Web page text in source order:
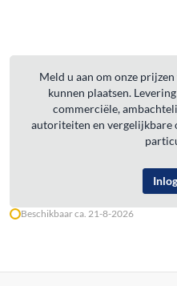
Meld u aan om onze
kunnen plaatsen.
commerciële,
autoriteiten en vergelijkbare
Beschikbaar ca. 21-8-2026